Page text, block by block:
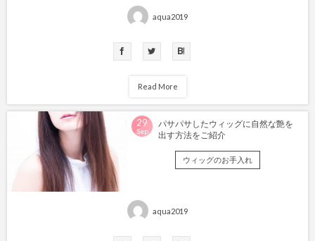
aqua2019
Read More
29
Sep
パサパサしたウィッグに自然な艶を
出す方法をご紹介
ウィッグのお手入れ
aqua2019